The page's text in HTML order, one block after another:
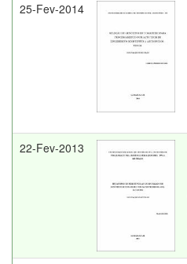
25-Fev-2014
22-Fev-2013